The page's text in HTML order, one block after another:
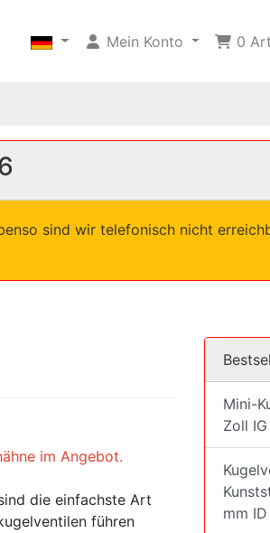
Mein Konto 0
sind wir telefonisch nicht
im Angebot.
die einfachste Art
führen
Mini-
Zoll IG
mm ID